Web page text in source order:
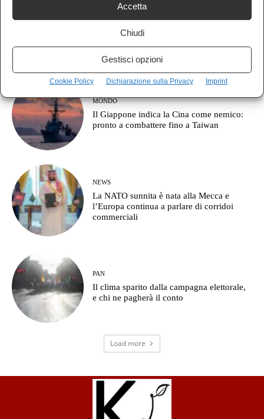
Accetta
Chiudi
Gestisci opzioni
Cookie Policy Dichiarazione sulla Privacy Imprint
Cos’è l’approccio clausewitziano in
geopolitica?
MONDO
Il Giappone indica la Cina come nemico:
pronto a combattere fino a Taiwan
NEWS
La NATO sunnita è nata alla Mecca e
l’Europa continua a parlare di corridoi
commerciali
PAN
Il clima sparito dalla campagna elettorale,
e chi ne pagherà il conto
Load more